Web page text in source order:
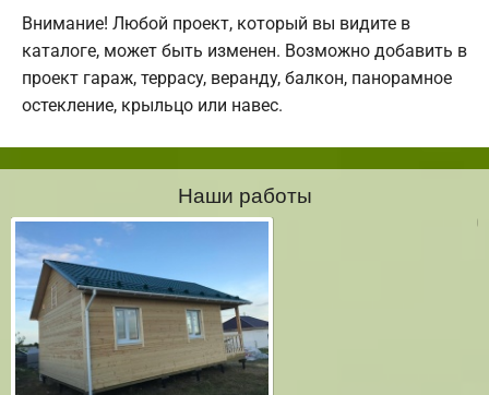
Внимание! Любой проект, который вы видите в
каталоге, может быть изменен. Возможно добавить в
проект гараж, террасу, веранду, балкон, панорамное
остекление, крыльцо или навес.
Наши работы